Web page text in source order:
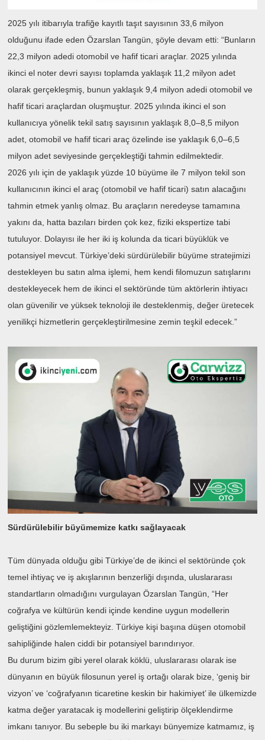
2025 yılı itibarıyla trafiğe kayıtlı taşıt sayısının 33,6 milyon
olduğunu ifade eden Özarslan Tangün, şöyle devam etti: “Bunların
22,3 milyon adedi otomobil ve hafif ticari araçlar. 2025 yılında
ikinci el noter devri sayısı toplamda yaklaşık 11,2 milyon adet
olarak gerçekleşmiş, bunun yaklaşık 9,4 milyon adedi otomobil ve
hafif ticari araçlardan oluşmuştur. 2025 yılında ikinci el son
kullanıcıya yönelik tekil satış sayısının yaklaşık 8,0–8,5 milyon
adet, otomobil ve hafif ticari araç özelinde ise yaklaşık 6,0–6,5
milyon adet seviyesindegerçekleştiği tahmin edilmektedir.
2026 yılı için de yaklaşık yüzde 10 büyüme ile 7 milyon tekil son
kullanıcının ikinci el araç (otomobil ve hafif ticari) satın alacağını
tahmin etmek yanlış olmaz. Bu araçların neredeyse tamamına
yakını da, hatta bazıları birden çok kez, fiziki ekspertize tabi
tutuluyor. Dolayısı ile her iki iş kolunda da ticari büyüklük ve
potansiyel mevcut. Türkiye’deki sürdürülebilir büyüme stratejimizi
destekleyen bu satın alma işlemi, hem kendi filomuzun satışlarını
destekleyecek hem de ikinci el sektöründe tüm aktörlerin ihtiyacı
olan güvenilir ve yüksek teknoloji ile desteklenmiş, değer üretecek
yenilikçi hizmetlerin gerçekleştirilmesine zemin teşkil edecek.”
Sürdürülebilir büyümemize katkı sağlayacak
Tüm dünyada olduğu gibi Türkiye’de de ikinci el sektöründe çok
temel ihtiyaç ve iş akışlarının benzerliği dışında, uluslararası
standartların olmadığını vurgulayan Özarslan Tangün, “Her
coğrafya ve kültürün kendi içinde kendine uygun modellerin
geliştiğini gözlemlemekteyiz. Türkiye kişi başına düşen otomobil
sahipliğinde halen ciddi bir potansiyel barındırıyor.
Bu durum bizim gibi yerel olarak köklü, uluslararası olarak ise
dünyanın en büyük filosunun yerel iş ortağı olarak bize, ‘geniş bir
vizyon’ ve ‘coğrafyanın ticaretine keskin bir hakimiyet’ ile ülkemizde
katma değer yaratacak iş modellerini geliştirip ölçeklendirme
imkanı tanıyor. Bu sebeple bu iki markayı bünyemize katmamız, iş